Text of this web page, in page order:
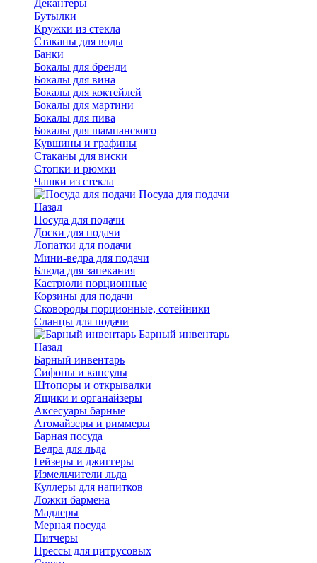
Декантеры
Бутылки
Кружки из стекла
Стаканы для воды
Банки
Бокалы для бренди
Бокалы для вина
Бокалы для коктейлей
Бокалы для мартини
Бокалы для пива
Бокалы для шампанского
Кувшины и графины
Стаканы для виски
Стопки и рюмки
Чашки из стекла
Посуда для подачи
Назад
Посуда для подачи
Доски для подачи
Лопатки для подачи
Мини-ведра для подачи
Блюда для запекания
Кастрюли порционные
Корзины для подачи
Сковороды порционные, сотейники
Сланцы для подачи
Барный инвентарь
Назад
Барный инвентарь
Сифоны и капсулы
Штопоры и открывалки
Ящики и органайзеры
Аксесуары барные
Атомайзеры и риммеры
Барная посуда
Ведра для льда
Гейзеры и джиггеры
Измельчители льда
Куллеры для напитков
Ложки бармена
Мадлеры
Мерная посуда
Питчеры
Прессы для цитрусовых